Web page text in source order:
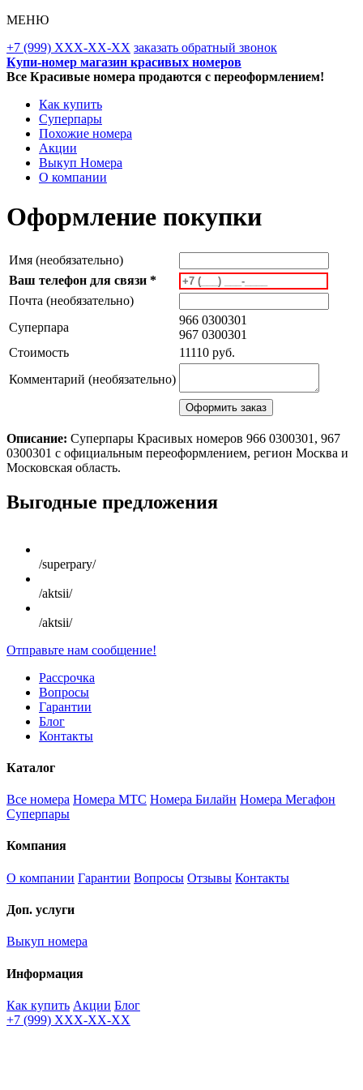
МЕНЮ
+7 (999) XXX-XX-XX заказать обратный звонок
Купи-номер магазин красивых номеров
Все Красивые номера продаются с переоформлением!
Как купить
Суперпары
Похожие номера
Акции
Выкуп Номера
О компании
Оформление покупки
Имя (необязательно)
Ваш телефон для связи *
Почта (необязательно)
Суперпара
966 0300301
967 0300301
Стоимость
11110 руб.
Комментарий (необязательно)
Описание: Суперпары Красивых номеров 966 0300301, 967
0300301 с официальным переоформлением, регион Москва и
Московская область.
Scroll
Up
Выгодные предложения
/superpary/
/aktsii/
/aktsii/
Отправьте нам сообщение!
Рассрочка
Вопросы
Гарантии
Блог
Контакты
Каталог
Все номера Номера МТС Номера Билайн Номера Мегафон
Суперпары
Компания
О компании Гарантии Вопросы Отзывы Контакты
Доп. услуги
Выкуп номера
Информация
Как купить Акции Блог
+7 (999) XXX-XX-XX